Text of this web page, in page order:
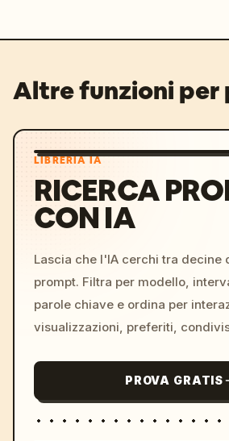
Altre funzioni per
LIBRERIA IA
RICERCA
CON IA
Lascia che l'IA cerchi tra decine
prompt. Filtra per modello,
parole chiave e ordina per
visualizzazioni, preferiti,
PROVA GRATIS